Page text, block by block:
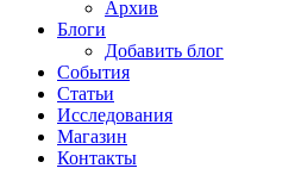
Архив
Блоги
Добавить блог
События
Статьи
Исследования
Магазин
Контакты